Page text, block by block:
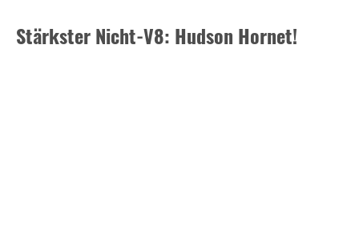
Stärkster Nicht-V8: Hudson Hornet!